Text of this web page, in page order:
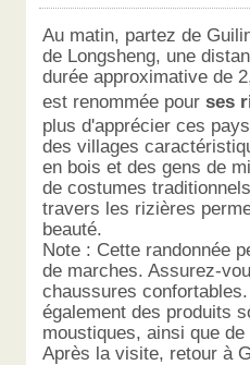
Au matin, partez de
de Longsheng, une
durée approximative de
est renommée pourses
plus d'apprécier ces
des villages
en bois et des gens de
de costumes
travers les rizières
beauté.
Note : Cette randonnée
de marches. Assurez-
chaussures
également des produits
moustiques, ainsi que
Après la visite, retour à